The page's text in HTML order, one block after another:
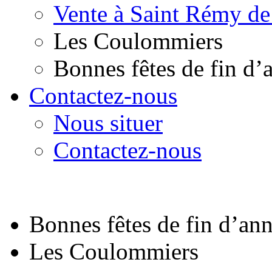
Vente à Saint Rémy
Les Coulommiers
Bonnes fêtes de fin
Contactez-nous
Nous situer
Contactez-nous
Bonnes fêtes de fin
Les Coulommiers